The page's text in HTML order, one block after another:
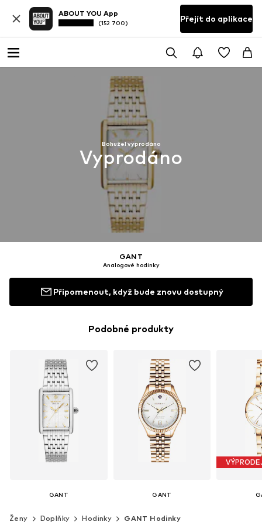
ABOUT YOU App
(152 700) Přejít do aplikace
Bohužel vyprodáno
Vyprodáno
GANT
Analogové hodinky
Připomenout, když bude znovu dostupný
Podobné produkty
GANT GANT
Ženy Doplňky Hodinky GANT Hodinky